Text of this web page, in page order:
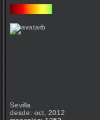
Sevilla
desde: oct, 2012